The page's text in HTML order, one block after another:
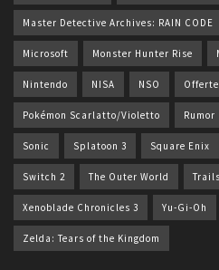
Master Detective Archives: RAIN CODE
Microsoft Monster Hunter Rise
Nintendo NISA NSO Offerte
Pokémon Scarlatto/Violetto Rumor
Sonic Splatoon 3 Square Enix
Switch 2 The Outer World Trails
Xenoblade Chronicles 3 Yu-Gi-Oh
Zelda: Tears of the Kingdom